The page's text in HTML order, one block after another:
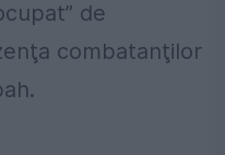
de
combatanţilor